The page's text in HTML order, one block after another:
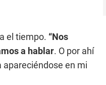
el tiempo. “Nos
a hablar. O por ahí
en mi